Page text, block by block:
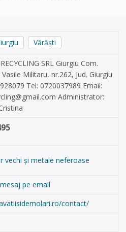
Vărăști
SRL Giurgiu Com.
Militaru, nr.262, Jud. Giurgiu
Tel: 0720037989 Email:
Administrator:
vechi și metale neferoase
pe email
contact/